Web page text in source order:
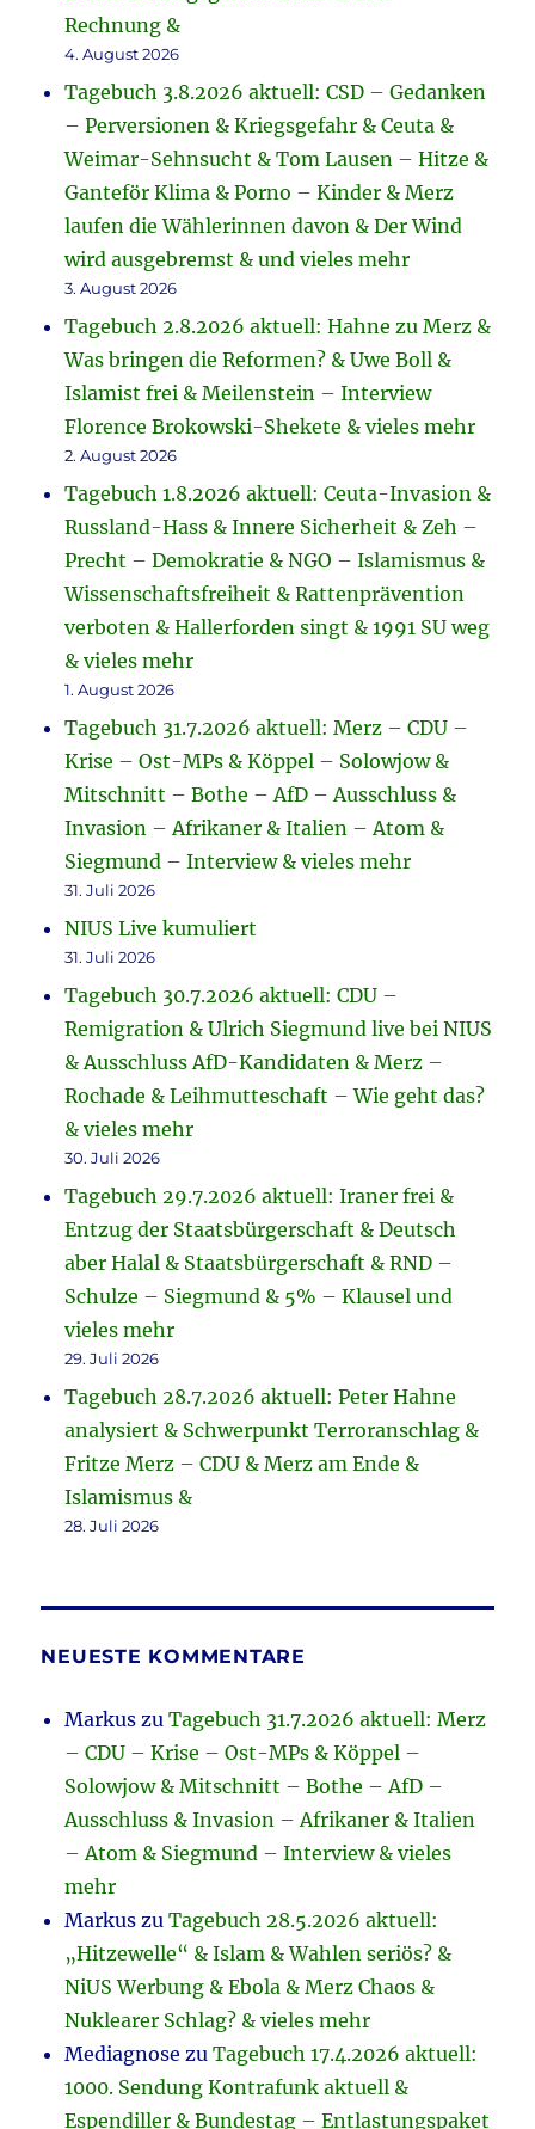
Rechnung &
4. August 2026
Tagebuch 3.8.2026 aktuell: CSD – Gedanken
– Perversionen & Kriegsgefahr & Ceuta &
Weimar-Sehnsucht & Tom Lausen – Hitze &
Ganteför Klima & Porno – Kinder & Merz
laufen die Wählerinnen davon & Der Wind
wird ausgebremst & und vieles mehr
3. August 2026
Tagebuch 2.8.2026 aktuell: Hahne zu Merz &
Was bringen die Reformen? & Uwe Boll &
Islamist frei & Meilenstein – Interview
Florence Brokowski-Shekete & vieles mehr
2. August 2026
Tagebuch 1.8.2026 aktuell: Ceuta-Invasion &
Russland-Hass & Innere Sicherheit & Zeh –
Precht – Demokratie & NGO – Islamismus &
Wissenschaftsfreiheit & Rattenprävention
verboten & Hallerforden singt & 1991 SU weg
& vieles mehr
1. August 2026
Tagebuch 31.7.2026 aktuell: Merz – CDU –
Krise – Ost-MPs & Köppel – Solowjow &
Mitschnitt – Bothe – AfD – Ausschluss &
Invasion – Afrikaner & Italien – Atom &
Siegmund – Interview & vieles mehr
31. Juli 2026
NIUS Live kumuliert
31. Juli 2026
Tagebuch 30.7.2026 aktuell: CDU –
Remigration & Ulrich Siegmund live bei NIUS
& Ausschluss AfD-Kandidaten & Merz –
Rochade & Leihmutteschaft – Wie geht das?
& vieles mehr
30. Juli 2026
Tagebuch 29.7.2026 aktuell: Iraner frei &
Entzug der Staatsbürgerschaft & Deutsch
aber Halal & Staatsbürgerschaft & RND –
Schulze – Siegmund & 5% – Klausel und
vieles mehr
29. Juli 2026
Tagebuch 28.7.2026 aktuell: Peter Hahne
analysiert & Schwerpunkt Terroranschlag &
Fritze Merz – CDU & Merz am Ende &
Islamismus &
28. Juli 2026
NEUESTE KOMMENTARE
Markus zuTagebuch 31.7.2026 aktuell: Merz
– CDU – Krise – Ost-MPs & Köppel –
Solowjow & Mitschnitt – Bothe – AfD –
Ausschluss & Invasion – Afrikaner & Italien
– Atom & Siegmund – Interview & vieles
mehr
Markus zuTagebuch 28.5.2026 aktuell:
„Hitzewelle“ & Islam & Wahlen seriös? &
NiUS Werbung & Ebola & Merz Chaos &
Nuklearer Schlag? & vieles mehr
Mediagnose zuTagebuch 17.4.2026 aktuell:
1000. Sendung Kontrafunk aktuell &
Espendiller & Bundestag – Entlastungspaket